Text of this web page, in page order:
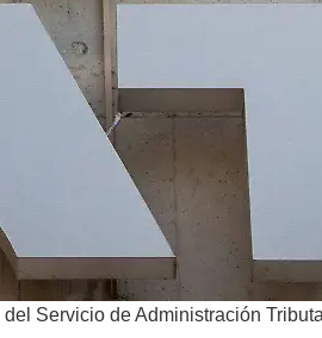
Servicio de Administración